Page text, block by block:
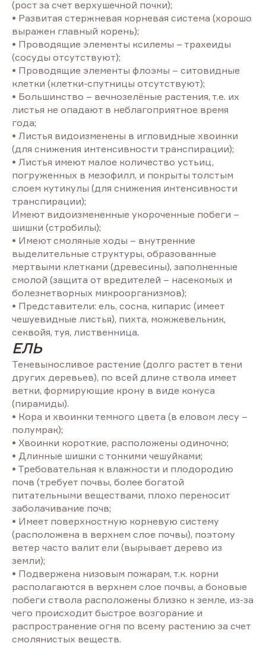
(рост за счет верхушечной почки);
• Развитая стержневая корневая система (хорошо
выражен главный корень);
• Проводящие элементы ксилемы – трахеиды
(сосуды отсутствуют);
• Проводящие элементы флоэмы – ситовидные
клетки (клетки-спутницы отсутствуют);
• Большинство – вечнозелёные растения, т.е. их
листья не опадают в неблагоприятное время
года;
• Листья видоизменены в игловидные хвоинки
(для снижения интенсивности транспирации);
• Листья имеют малое количество устьиц,
погруженных в мезофилл, и покрыты толстым
слоем кутикулы (для снижения интенсивности
транспирации);
Имеют видоизмененные укороченные побеги –
шишки (стробилы);
• Имеют смоляные ходы – внутренние
выделительные структуры, образованные
мертвыми клетками (древесины), заполненные
смолой (защита от вредителей – насекомых и
болезнетворных микроорганизмов);
• Представители: ель, сосна, кипарис (имеет
чешуевидные листья), пихта, можжевельник,
секвойя, туя, лиственница.
ЕЛЬ
Теневыносливое растение (долго растет в тени
других деревьев), по всей длине ствола имеет
ветки, формирующие крону в виде конуса
(пирамиды).
• Кора и хвоинки темного цвета (в еловом лесу –
полумрак);
• Хвоинки короткие, расположены одиночно;
• Длинные шишки с тонкими чешуйками;
• Требовательная к влажности и плодородию
почв (требует почвы, более богатой
питательными веществами, плохо переносит
заболачивание почв;
• Имеет поверхностную корневую систему
(расположена в верхнем слое почвы), поэтому
ветер часто валит ели (вырывает дерево из
земли);
• Подвержена низовым пожарам, т.к. корни
располагаются в верхнем слое почвы, а боковые
побеги ствола расположены близко к земле, из-за
чего происходит быстрое возгорание и
распространение огня по всему растению за счет
смолянистых веществ.